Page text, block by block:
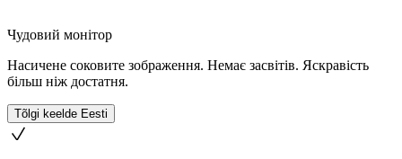
Чудовий монітор
Насичене соковите зображення. Немає засвітів. Яскравість
більш ніж достатня.
Tõlgi keelde Eesti